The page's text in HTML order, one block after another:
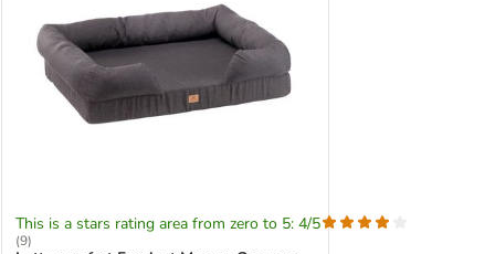
This is a stars rating area from zero to 5: 4/5
(9)